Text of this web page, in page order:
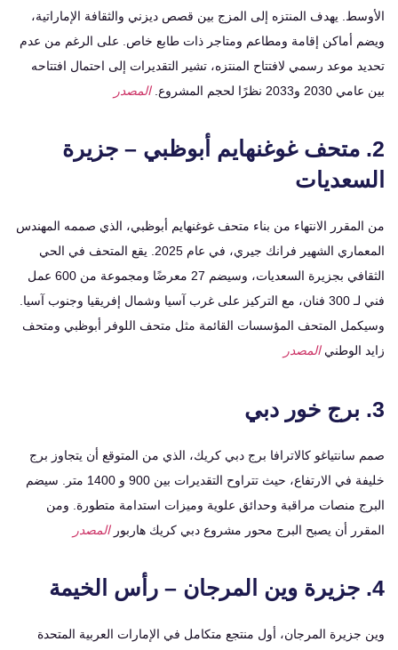
يهدف المنتزه إلى المزج بين قصص ديزني والثقافة الإماراتية،
أماكن إقامة ومطاعم ومتاجر ذات طابع خاص. على الرغم من عدم
موعد رسمي لافتتاح المنتزه، تشير التقديرات إلى احتمال افتتاحه
نظرًا لحجم المشروع.
المصدر
متحف غوغنهايم أبوظبي – جزيرة
الانتهاء من بناء متحف غوغنهايم أبوظبي، الذي صممه المهندس
المعماري الشهير فرانك جيري، في عام 2025. يقع المتحف في الحي
الثقافي بجزيرة السعديات، وسيضم 27 معرضًا ومجموعة من 600 عمل
فني لـ 300 فنان، مع التركيز على غرب آسيا وشمال إفريقيا وجنوب آسيا.
المتحف المؤسسات القائمة مثل متحف اللوفر أبوظبي ومتحف
الوطنيالمصدر
كالاترافا برج دبي كريك، الذي من المتوقع أن يتجاوز برج
خليفة في الارتفاع، حيث تتراوح التقديرات بين 900 و 1400 متر. سيضم
منصات مراقبة وحدائق علوية وميزات استدامة متطورة. ومن
أن يصبح البرج محور مشروع دبي كريك هاربور المصدر
المرجان، أول منتجع متكامل في الإمارات العربية المتحدة